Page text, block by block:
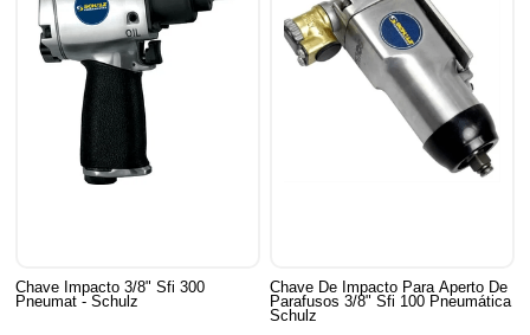
Chave Impacto 3/8" Sfi 300
Pneumat - Schulz
Chave De Impacto Para Aperto De
Parafusos 3/8" Sfi 100 Pneumática
Schulz